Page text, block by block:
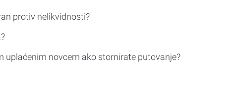
protiv nelikvidnosti?
uplaćenim novcem ako stornirate putovanje?